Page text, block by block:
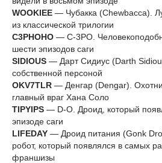
WOOKIEE — Чубакка (Chewbacca).
из классической трилогии
C3PHOHO — C-3PO.
шести эпизодов саги
SIDIOUS — Дарт Сидиус (Darth
собственной персоной
OKV7TLR — Денгар (Dengar).
главный враг Хана Соло
TIPYIPS — D-O. Дроид, который
эпизоде саги
LIFEDAY — Дроид питания (Gonk
робот, который появлялся в самых
франшизы